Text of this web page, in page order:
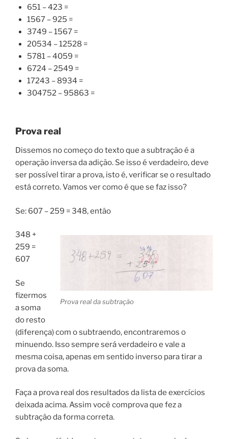
651 – 423 =
1567 – 925 =
3749 – 1567 =
20534 – 12528 =
5781 – 4059 =
6724 – 2549 =
17243 – 8934 =
304752 – 95863 =
Prova real
Dissemos no começo do texto que a subtração é a
operação inversa da adição. Se isso é verdadeiro, deve
ser possível tirar a prova, isto é, verificar se o resultado
está correto. Vamos ver como é que se faz isso?
Se: 607 – 259 = 348, então
Prova real da subtração
348 +
259 =
607
Se
fizermos
a soma
do resto
(diferença) com o subtraendo, encontraremos o
minuendo. Isso sempre será verdadeiro e vale a
mesma coisa, apenas em sentido inverso para tirar a
prova da soma.
Faça a prova real dos resultados da lista de exercícios
deixada acima. Assim você comprova que fez a
subtração da forma correta.